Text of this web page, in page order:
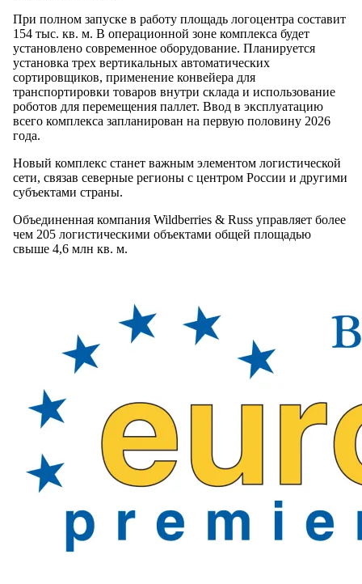
При полном запуске в работу площадь логоцентра составит
154 тыс. кв. м. В операционной зоне комплекса будет
установлено современное оборудование. Планируется
установка трех вертикальных автоматических
сортировщиков, применение конвейера для
транспортировки товаров внутри склада и использование
роботов для перемещения паллет. Ввод в эксплуатацию
всего комплекса запланирован на первую половину 2026
года.
Новый комплекс станет важным элементом логистической
сети, связав северные регионы с центром России и другими
субъектами страны.
Объединенная компания Wildberries & Russ управляет более
чем 205 логистическими объектами общей площадью
свыше 4,6 млн кв. м.